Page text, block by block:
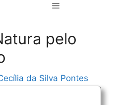
Menu
pelo
da Silva Pontes